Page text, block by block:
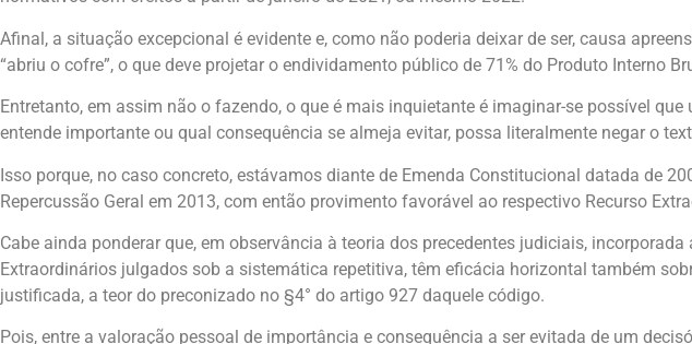
Afinal, a situação excepcional é evidente e, como não poderia deixar de ser, causa
“abriu o cofre”, o que deve projetar o endividamento público de 71% do Produto Interno
Entretanto, em assim não o fazendo, o que é mais inquietante é imaginar-se possível
entende importante ou qual consequência se almeja evitar, possa literalmente negar o
Isso porque, no caso concreto, estávamos diante de Emenda Constitucional datada de
Repercussão Geral em 2013, com então provimento favorável ao respectivo Recurso
Cabe ainda ponderar que, em observância à teoria dos precedentes judiciais,
Extraordinários julgados sob a sistemática repetitiva, têm eficácia horizontal também
justificada, a teor do preconizado no §4° do artigo 927 daquele código.
Pois, entre a valoração pessoal de importância e consequência a ser evitada de um